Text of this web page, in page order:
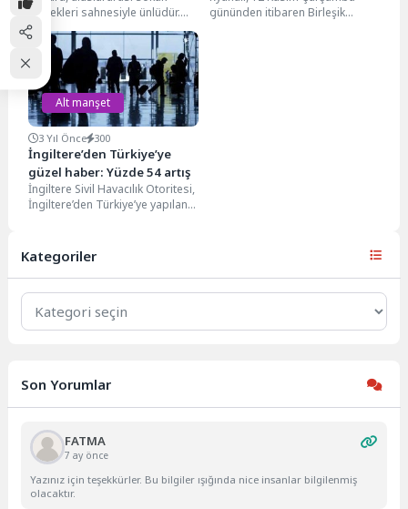
yemekleri sahnesiyle ünlüdür.
Borough, Broadway ve Seven
Dials gibi popüler pazarlar,
şehrin...
gününden itibaren Birleşik
Alt manşet
3 Yıl Önce 300
İngiltere’den Türkiye’ye
güzel haber: Yüzde 54 artış
İngiltere Sivil Havacılık Otoritesi,
İngiltere’den Türkiye’ye yapılan
İngiltere...
Kategoriler
Kategoriler
Son Yorumlar
FATMA
7 ay önce
Yazınız için teşekkürler. Bu bilgiler ışığında nice insanlar bilgilenmiş
olacaktır.